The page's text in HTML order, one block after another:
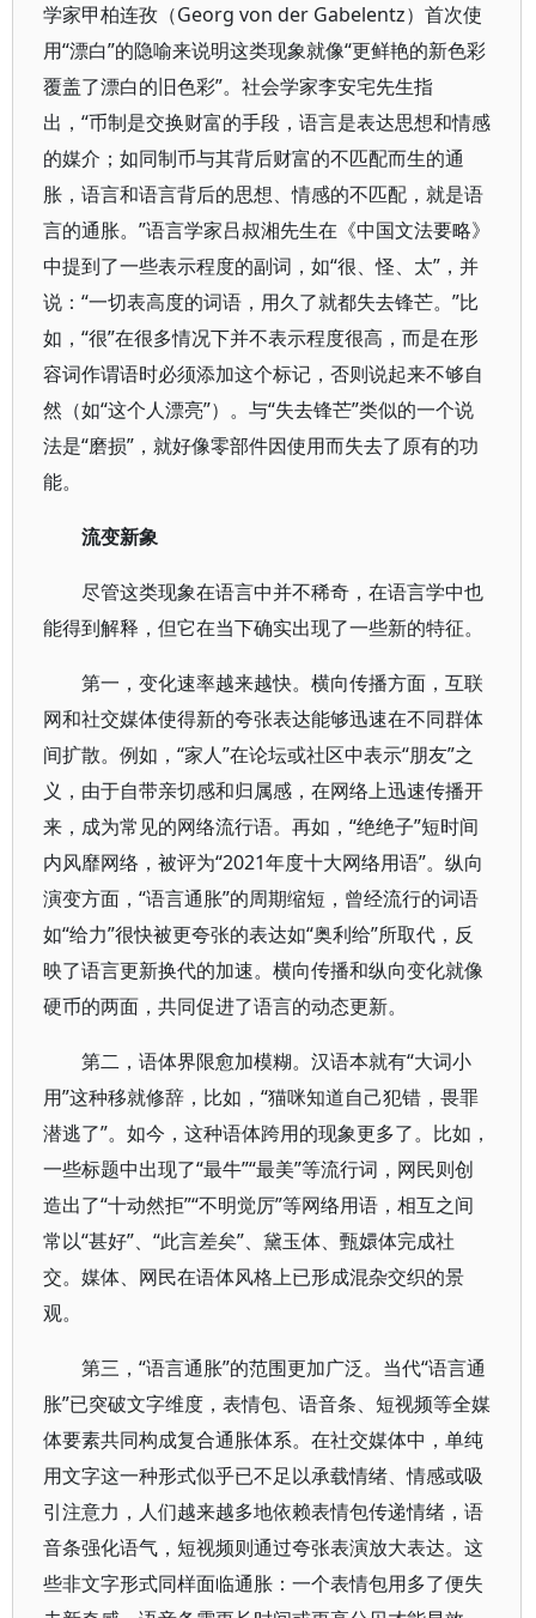
学家甲柏连孜（Georg von der Gabelentz）首次使
用“漂白”的隐喻来说明这类现象就像“更鲜艳的新色彩
覆盖了漂白的旧色彩”。社会学家李安宅先生指
出，“币制是交换财富的手段，语言是表达思想和情感
的媒介；如同制币与其背后财富的不匹配而生的通
胀，语言和语言背后的思想、情感的不匹配，就是语
言的通胀。”语言学家吕叔湘先生在《中国文法要略》
中提到了一些表示程度的副词，如“很、怪、太”，并
说：“一切表高度的词语，用久了就都失去锋芒。”比
如，“很”在很多情况下并不表示程度很高，而是在形
容词作谓语时必须添加这个标记，否则说起来不够自
然（如“这个人漂亮”）。与“失去锋芒”类似的一个说
法是“磨损”，就好像零部件因使用而失去了原有的功
能。
流变新象
尽管这类现象在语言中并不稀奇，在语言学中也
能得到解释，但它在当下确实出现了一些新的特征。
第一，变化速率越来越快。横向传播方面，互联
网和社交媒体使得新的夸张表达能够迅速在不同群体
间扩散。例如，“家人”在论坛或社区中表示“朋友”之
义，由于自带亲切感和归属感，在网络上迅速传播开
来，成为常见的网络流行语。再如，“绝绝子”短时间
内风靡网络，被评为“2021年度十大网络用语”。纵向
演变方面，“语言通胀”的周期缩短，曾经流行的词语
如“给力”很快被更夸张的表达如“奥利给”所取代，反
映了语言更新换代的加速。横向传播和纵向变化就像
硬币的两面，共同促进了语言的动态更新。
第二，语体界限愈加模糊。汉语本就有“大词小
用”这种移就修辞，比如，“猫咪知道自己犯错，畏罪
潜逃了”。如今，这种语体跨用的现象更多了。比如，
一些标题中出现了“最牛”“最美”等流行词，网民则创
造出了“十动然拒”“不明觉厉”等网络用语，相互之间
常以“甚好”、“此言差矣”、黛玉体、甄嬛体完成社
交。媒体、网民在语体风格上已形成混杂交织的景
观。
第三，“语言通胀”的范围更加广泛。当代“语言通
胀”已突破文字维度，表情包、语音条、短视频等全媒
体要素共同构成复合通胀体系。在社交媒体中，单纯
用文字这一种形式似乎已不足以承载情绪、情感或吸
引注意力，人们越来越多地依赖表情包传递情绪，语
音条强化语气，短视频则通过夸张表演放大表达。这
些非文字形式同样面临通胀：一个表情包用多了便失